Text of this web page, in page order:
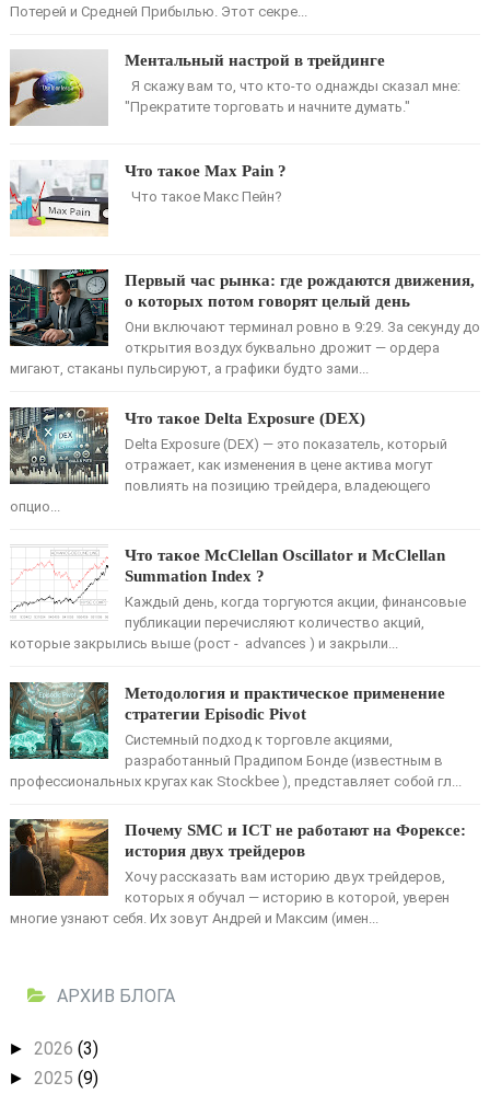
Потерей и Средней Прибылью. Этот секре...
Ментальный настрой в трейдинге
Я скажу вам то, что кто-то однажды сказал мне:
"Прекратите торговать и начните думать."
Что такое Max Pain ?
Что такое Макс Пейн?
Первый час рынка: где рождаются движения,
о которых потом говорят целый день
Они включают терминал ровно в 9:29. За секунду до
открытия воздух буквально дрожит — ордера
мигают, стаканы пульсируют, а графики будто зами...
Что такое Delta Exposure (DEX)
Delta Exposure (DEX) — это показатель, который
отражает, как изменения в цене актива могут
повлиять на позицию трейдера, владеющего
опцио...
Что такое McClellan Oscillator и McClellan
Summation Index ?
Каждый день, когда торгуются акции, финансовые
публикации перечисляют количество акций,
которые закрылись выше (рост - advances ) и закрыли...
Методология и практическое применение
стратегии Episodic Pivot
Системный подход к торговле акциями,
разработанный Прадипом Бонде (известным в
профессиональных кругах как Stockbee ), представляет собой гл...
Почему SMC и ICT не работают на Форексе:
история двух трейдеров
Хочу рассказать вам историю двух трейдеров,
которых я обучал — историю в которой, уверен
многие узнают себя. Их зовут Андрей и Максим (имен...
АРХИВ БЛОГА
► 2026 (3)
► 2025 (9)